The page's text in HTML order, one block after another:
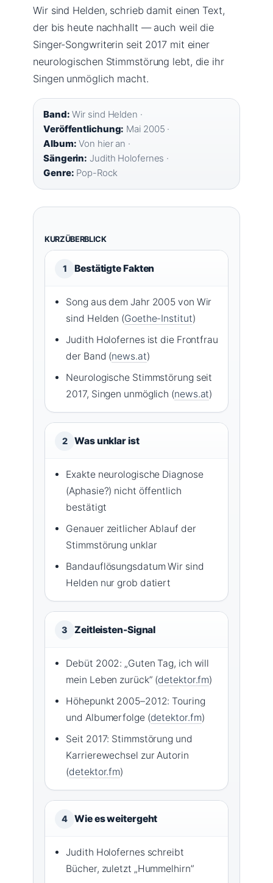
Wir sind Helden, schrieb damit einen Text,
der bis heute nachhallt — auch weil die
Singer-Songwriterin seit 2017 mit einer
neurologischen Stimmstörung lebt, die ihr
Singen unmöglich macht.
Band: Wir sind Helden ·
Veröffentlichung: Mai 2005 ·
Album: Von hier an ·
Sängerin: Judith Holofernes ·
Genre: Pop-Rock
KURZÜBERBLICK
1 Bestätigte Fakten
Song aus dem Jahr 2005 von Wir
sind Helden (Goethe-Institut)
Judith Holofernes ist die Frontfrau
der Band (news.at)
Neurologische Stimmstörung seit
2017, Singen unmöglich (news.at)
2 Was unklar ist
Exakte neurologische Diagnose
(Aphasie?) nicht öffentlich
bestätigt
Genauer zeitlicher Ablauf der
Stimmstörung unklar
Bandauflösungsdatum Wir sind
Helden nur grob datiert
3 Zeitleisten-Signal
Debüt 2002: „Guten Tag, ich will
mein Leben zurück” (detektor.fm)
Höhepunkt 2005–2012: Touring
und Albumerfolge (detektor.fm)
Seit 2017: Stimmstörung und
Karrierewechsel zur Autorin
(detektor.fm)
4 Wie es weitergeht
Judith Holofernes schreibt
Bücher, zuletzt „Hummelhirn”